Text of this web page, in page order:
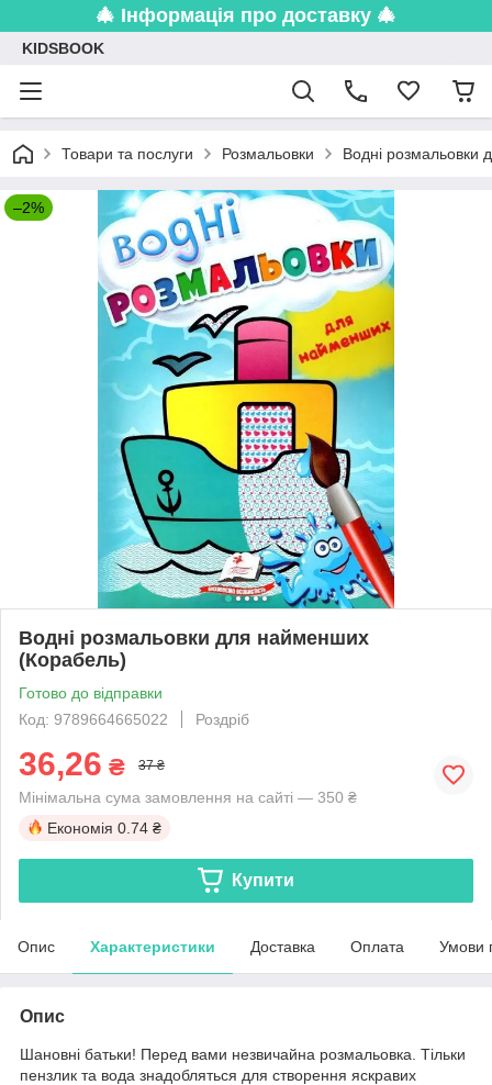
🎄 Інформація про доставку 🎄
KIDSBOOK
Товари та послуги Розмальовки Водні
–2%
Водні розмальовки для найменших
(Корабель)
Готово до відправки
Код: 9789664665022
Роздріб
36,26 ₴ 37 ₴
Мінімальна сума замовлення на сайті — 350 ₴
Економія 0.74 ₴
Купити
Опис Характеристики Доставка Оплата Умови
Опис
Шановні батьки! Перед вами незвичайна розмальовка. Тільки
пензлик та вода знадобляться для створення яскравих